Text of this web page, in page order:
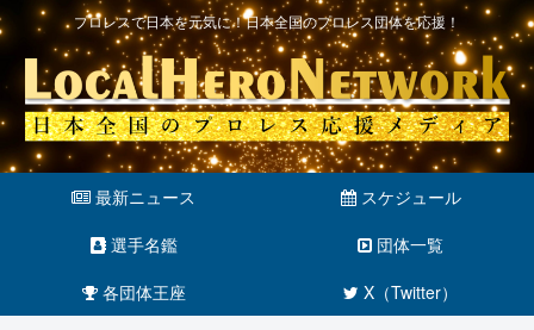
プロレスで日本を元気に！日本全国のプロレス団体を応援！
最新ニュース
スケジュール
選手名鑑
団体一覧
各団体王座
X（Twitter）